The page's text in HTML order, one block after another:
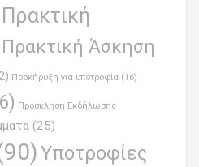
Πρακτική
Πρακτική Άσκηση
Προκήρυξη για υποτροφία (16)
Πρόσκληση Εκδήλωσης
(25)
Υποτροφίες